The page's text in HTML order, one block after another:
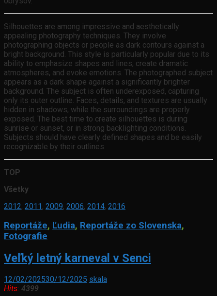
Silhouettes are among impressive and aesthetically
appealing photography techniques. They involve
photographing objects or people as dark contours against a
bright background. This style is particularly popular due to its
ability to emphasize shapes and lines, create dramatic
atmospheres, and evoke emotions. The photographed subject
appears as a dark shape against a significantly brighter
background. The subject is often underexposed, capturing
only its outer outline. Faces, details, and textures are usually
hidden in shadows, while the surroundings are properly
exposed. The best time to create silhouettes is during
sunrise or sunset, or in strong backlighting conditions.
Subjects should have clearly defined shapes and be easily
recognizable by their outlines.
TOP
Všetky
2012, 2011 , 2009, 2006, 2014, 2016
Reportáže, Ľudia, Reportáže zo Slovenska,
Fotografie
Veľký letný karneval v Senci
12/02/202530/12/2025 skala
Hits: 4399